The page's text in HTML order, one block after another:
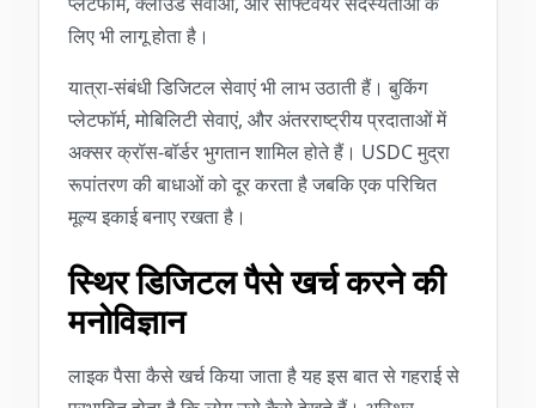
लिए भी लागू होता है।
यात्रा-संबंधी डिजिटल सेवाएं भी लाभ उठाती हैं। बुकिंग
प्लेटफॉर्म, मोबिलिटी सेवाएं, और अंतरराष्ट्रीय प्रदाताओं में
अक्सर क्रॉस-बॉर्डर भुगतान शामिल होते हैं। USDC मुद्रा
रूपांतरण की बाधाओं को दूर करता है जबकि एक परिचित
मूल्य इकाई बनाए रखता है।
स्थिर डिजिटल पैसे खर्च करने की
मनोविज्ञान
लाइक पैसा कैसे खर्च किया जाता है यह इस बात से गहराई से